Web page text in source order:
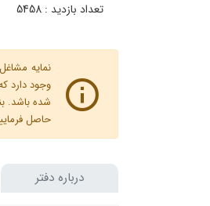
تعداد بازدید : 5458
نمایه
وجود دارد
شده باشد.
حاصل
درباره دفتر